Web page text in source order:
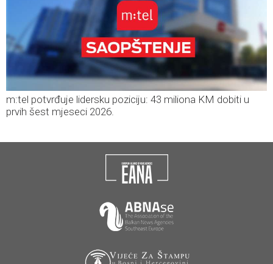
m:tel potvrđuje lidersku poziciju: 43 miliona KM dobiti u
prvih šest mjeseci 2026.